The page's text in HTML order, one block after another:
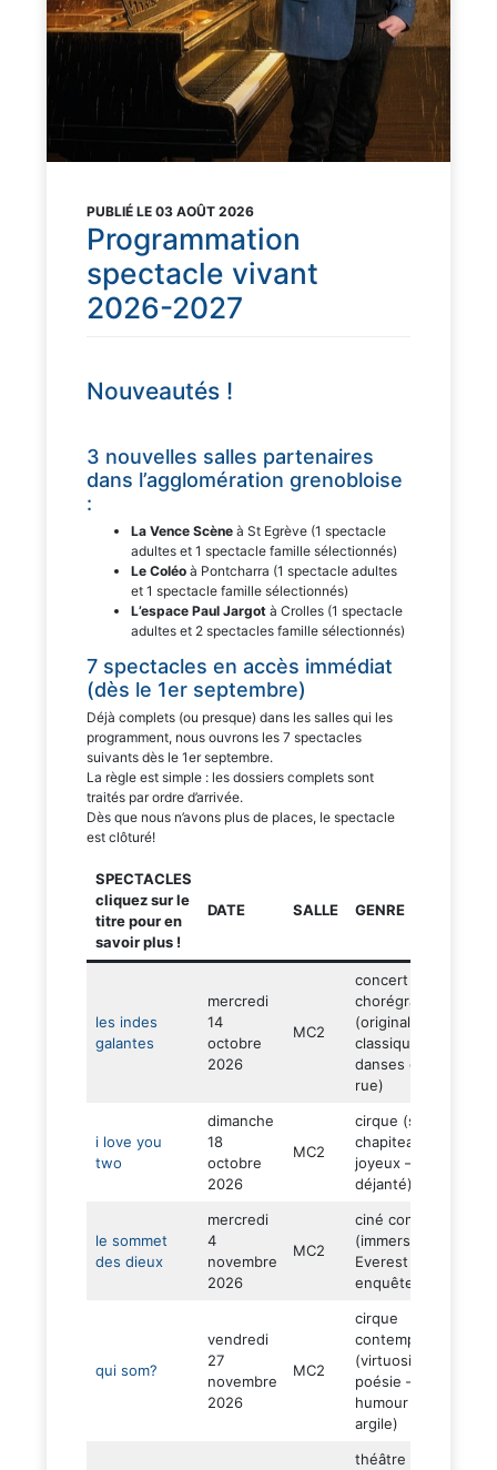
PUBLIÉ LE 03 AOÛT 2026
Programmation
spectacle vivant
2026-2027
Nouveautés !
3 nouvelles salles partenaires
dans l’agglomération grenobloise
:
La Vence Scène à St Egrève (1 spectacle
adultes et 1 spectacle famille sélectionnés)
Le Coléo à Pontcharra (1 spectacle adultes
et 1 spectacle famille sélectionnés)
L’espace Paul Jargot à Crolles (1 spectacle
adultes et 2 spectacles famille sélectionnés)
7 spectacles en accès immédiat
(dès le 1er septembre)
Déjà complets (ou presque) dans les salles qui les
programment, nous ouvrons les 7 spectacles
suivants dès le 1er septembre.
La règle est simple : les dossiers complets sont
traités par ordre d’arrivée.
Dès que nous n’avons plus de places, le spectacle
est clôturé!
SPECTACLES
cliquez sur le
titre pour en
savoir plus !
DATE SALLE GENRE
les indes
galantes
mercredi
14
octobre
2026
MC2
concert
chorégraphié
(originalité –
classique –
danses de
rue)
i love you
two
dimanche
18
octobre
2026
MC2
cirque (sous
chapiteau –
joyeux –
déjanté)
le sommet
des dieux
mercredi
4
novembre
2026
MC2
ciné concert
(immersif –
Everest –
enquête)
qui som?
vendredi
27
novembre
2026
MC2
cirque
contemporain
(virtuosité –
poésie –
humour –
argile)
théâtre